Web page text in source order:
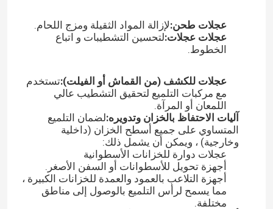
عجلات طحن:لإزالة المواد الثقيلة ومزج اللحام.
عجلات عجلات:لتحسين التشطيبات و اتباع
الخطوط.
عجلات للكشف (من القماش أو الفيلت):تستخدم
مع مركبات التلميع لتحقيق التشطيب عالي
اللمعان أو المرآة.
آليات الاحتفاظ بالخزان وتدويره:لضمان التلميع
المتساوي على جميع أسطح الخزان (داخلية
وخارجية) ، ويمكن أن يشمل ذلك:
عجلات دوارة للخزانات الأسطوانية
أجهزة تحويل للأسطوانات أو السفن الأصغر.
أجهزة التلاعب بالعمود والعمدة للخزانات الكبيرة ،
مما يسمح لرأس التلميع بالوصول إلى مناطق
مختلفة.